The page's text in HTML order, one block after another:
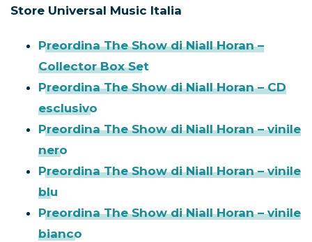
Store Universal Music Italia
Preordina The Show di Niall Horan –
Collector Box Set
Preordina The Show di Niall Horan – CD
esclusivo
Preordina The Show di Niall Horan – vinile
nero
Preordina The Show di Niall Horan – vinile
blu
Preordina The Show di Niall Horan – vinile
bianco